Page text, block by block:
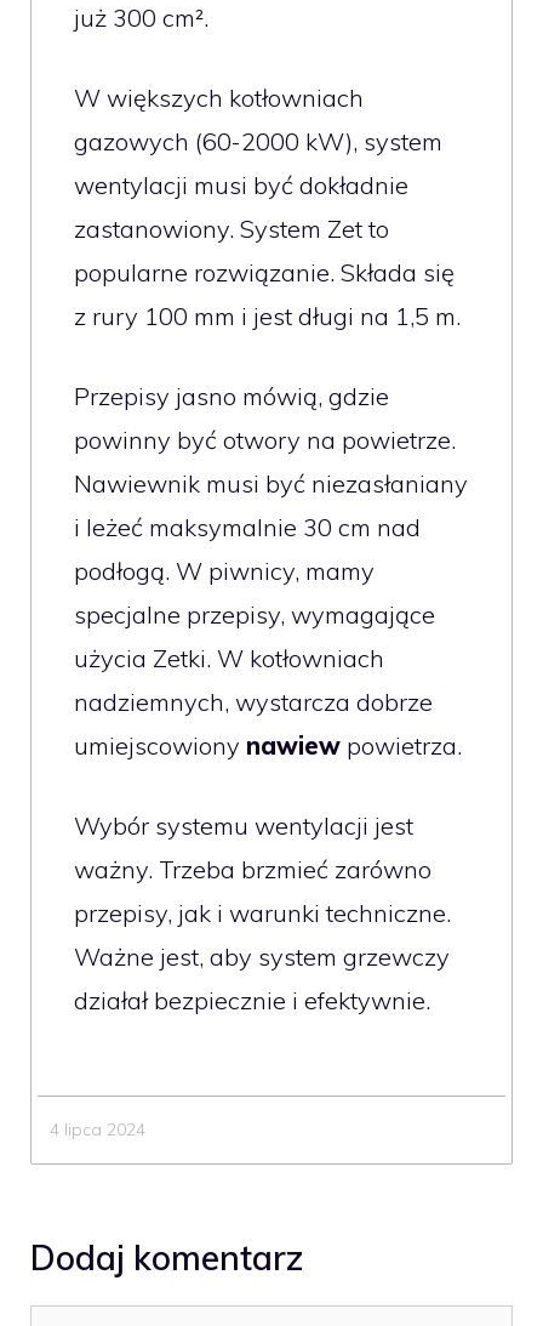
już 300 cm².
W większych kotłowniach
gazowych (60-2000 kW), system
wentylacji musi być dokładnie
zastanowiony. System Zet to
popularne rozwiązanie. Składa się
z rury 100 mm i jest długi na 1,5 m.
Przepisy jasno mówią, gdzie
powinny być otwory na powietrze.
Nawiewnik musi być niezasłaniany
i leżeć maksymalnie 30 cm nad
podłogą. W piwnicy, mamy
specjalne przepisy, wymagające
użycia Zetki. W kotłowniach
nadziemnych, wystarcza dobrze
umiejscowiony nawiew powietrza.
Wybór systemu wentylacji jest
ważny. Trzeba brzmieć zarówno
przepisy, jak i warunki techniczne.
Ważne jest, aby system grzewczy
działał bezpiecznie i efektywnie.
4 lipca 2024
Dodaj komentarz